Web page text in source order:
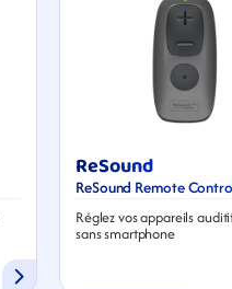
ReSound
ReSound Remote
Réglez vos appareils
sans smartphone